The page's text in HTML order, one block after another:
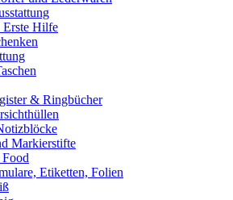
Erste Hilfe
& Ringbücher
Markierstifte
Etiketten, Folien